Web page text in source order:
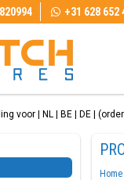
+31 628 652
voor | NL | BE | DE |
Home